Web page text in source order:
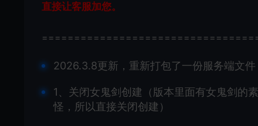
直接让客服加您。
2026.3.8更新，重新打包了一份服务端文
1、关闭女鬼剑创建（版本里面有女鬼剑的
怪，所以直接关闭创建）